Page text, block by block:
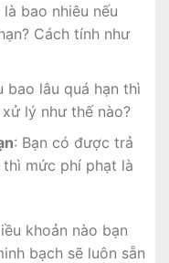
bao nhiêu nếu
Cách tính như
bao lâu quá hạn thì
lý như thế nào?
: Bạn có được trả
mức phí phạt là
khoản nào bạn
bạch sẽ luôn sẵn